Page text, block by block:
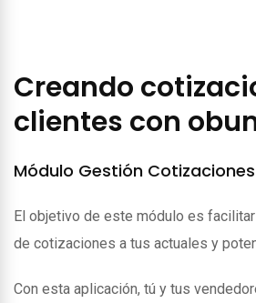
Creando
clientes con
Módulo Gestión Cotizaciones
El objetivo de este módulo es
de cotizaciones a tus actuales y
Con esta aplicación, tú y tus